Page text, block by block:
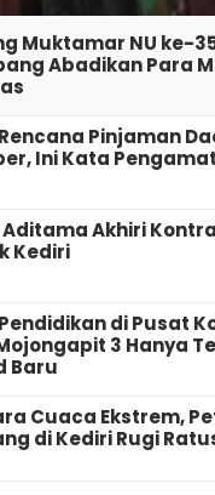
Muktamar NU ke-
Abadikan Para
Pinjaman
Ini Kata
Aditama Akhiri
Kediri
di Pusat
3 Hanya
Baru
Cuaca Ekstrem,
di Kediri Rugi